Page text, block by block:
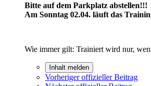
Bitte auf dem Parkplatz abstellen!!!
Am Sonntag 02.04. läuft das
Wie immer gilt: Trainiert wird nur,
Inhalt melden
Vorheriger offizieller Beitrag